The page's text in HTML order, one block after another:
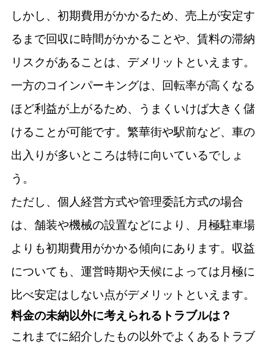
しかし、初期費用がかかるため、売上が安定す
るまで回収に時間がかかることや、賃料の滞納
リスクがあることは、デメリットといえます。
一方のコインパーキングは、回転率が高くなる
ほど利益が上がるため、うまくいけば大きく儲
けることが可能です。繁華街や駅前など、車の
出入りが多いところは特に向いているでしょ
う。
ただし、個人経営方式や管理委託方式の場合
は、舗装や機械の設置などにより、月極駐車場
よりも初期費用がかかる傾向にあります。収益
についても、運営時期や天候によっては月極に
比べ安定はしない点がデメリットといえます。
料金の未納以外に考えられるトラブルは？
これまでに紹介したもの以外でよくあるトラブ